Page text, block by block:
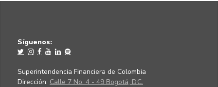
Síguenos:
Superintendencia Financiera de Colombia
Dirección: Calle 7 No. 4 - 49 Bogotá, D.C.